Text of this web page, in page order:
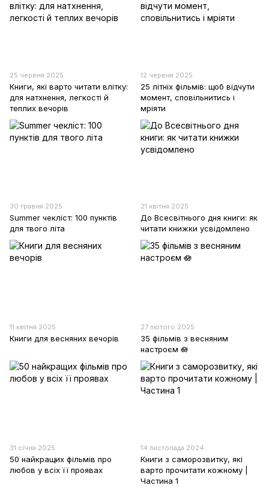
25 червня 2025
Книги, які варто читати влітку:
для натхнення, легкості й
теплих вечорів
12 червня 2025
25 літніх фільмів: щоб відчути
момент, сповільнитись і
мріяти
30 травня 2025
Summer чекліст: 100 пунктів
для твого літа
21 квітня 2025
До Всесвітнього дня книги: як
читати книжки усвідомлено
11 квітня 2025
Книги для весняних вечорів
27 лютого 2025
35 фільмів з весняним
настроєм 🪷
31 січня 2025
50 найкращих фільмів про
любов у всіх її проявах
14 листопада 2024
Книги з саморозвитку, які
варто прочитати кожному |
Частина 1